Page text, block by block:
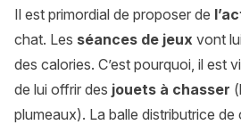
Il est primordial de proposer de
chat. Les séances de jeux vont
des calories. C’est pourquoi, il est
de lui offrir des jouets à chasser
plumeaux). La balle distributrice